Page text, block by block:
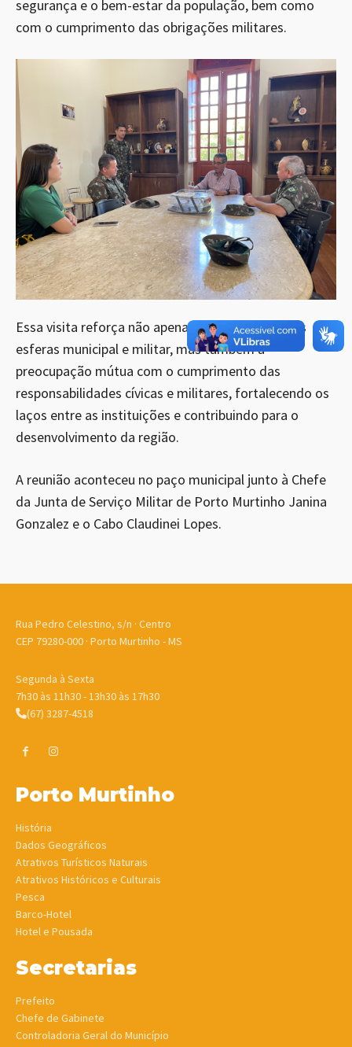
segurança e o bem-estar da população, bem como
com o cumprimento das obrigações militares.
Essa visita reforça não apenas a parceria entre as
esferas municipal e militar, mas também a
preocupação mútua com o cumprimento das
responsabilidades cívicas e militares, fortalecendo os
laços entre as instituições e contribuindo para o
desenvolvimento da região.
A reunião aconteceu no paço municipal junto à Chefe
da Junta de Serviço Militar de Porto Murtinho Janina
Gonzalez e o Cabo Claudinei Lopes.
Rua Pedro Celestino, s/n · Centro
CEP 79280-000 · Porto Murtinho - MS
Segunda à Sexta
7h30 às 11h30 - 13h30 às 17h30
(67) 3287-4518
Porto Murtinho
História
Dados Geográficos
Atrativos Turísticos Naturais
Atrativos Históricos e Culturais
Pesca
Barco-Hotel
Hotel e Pousada
Secretarias
Prefeito
Chefe de Gabinete
Controladoria Geral do Município